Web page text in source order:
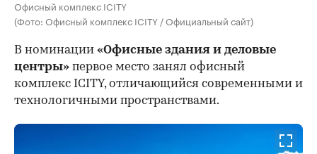
Офисный комплекс ICITY
(Фото: Офисный комплекс ICITY / Официальный сайт)
В номинации «Офисные здания и деловые
центры» первое место занял офисный
комплекс ICITY, отличающийся современными и
технологичными пространствами.